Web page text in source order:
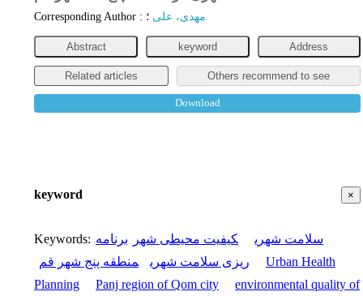
Corresponding Author : مهدی، علی ؛
Abstract keyword Address
Related articles Others recommend to see
Download
×
keyword
Keywords: سلامت شهری کیفیت محیطی شهر
برنامه
ریزی سلامت شهری
منطقه پنج شهر قم
Urban Health
Planning
Panj region of Qom city
environmental quality of